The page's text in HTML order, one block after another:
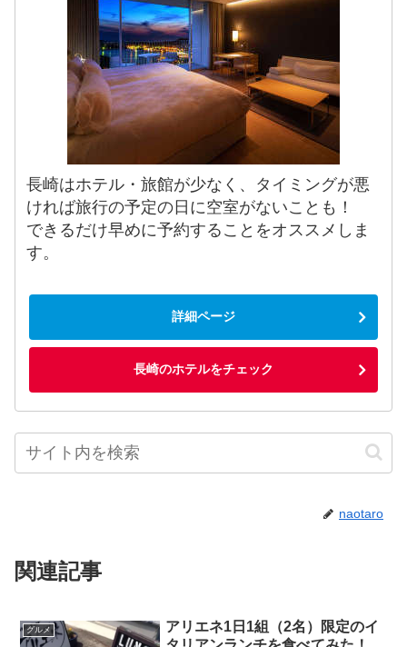
長崎はホテル・旅館が少なく、タイミングが悪
ければ旅行の予定の日に空室がないことも！
できるだけ早めに予約することをオススメしま
す。
詳細ページ
長崎のホテルをチェック
naotaro
関連記事
グルメ
アリエネ1日1組（2名）限定のイ